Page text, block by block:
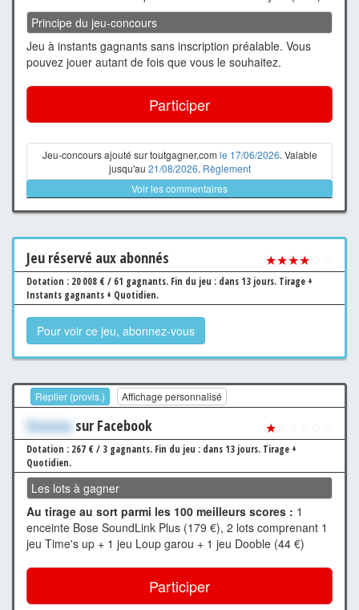
Principe du jeu-concours
Jeu à instants gagnants sans inscription préalable. Vous
pouvez jouer autant de fois que vous le souhaitez.
Participer
Jeu-concours ajouté sur toutgagner.com le 17/06/2026. Valable
jusqu'au 21/08/2026. Règlement
Voir les commentaires
Jeu réservé aux abonnés ★★★★
Dotation : 20 008 € / 61 gagnants. Fin du jeu : dans 13 jours. Tirage +
Instants gagnants + Quotidien.
Pour voir ce jeu, abonnez-vous
Replier (provis.) Affichage personnalisé
Xxxxxxx sur Facebook ★
Dotation : 267 € / 3 gagnants. Fin du jeu : dans 13 jours. Tirage +
Quotidien.
Les lots à gagner
Au tirage au sort parmi les 100 meilleurs scores : 1
enceinte Bose SoundLink Plus (179 €), 2 lots comprenant 1
jeu Time's up + 1 jeu Loup garou + 1 jeu Dooble (44 €)
Participer